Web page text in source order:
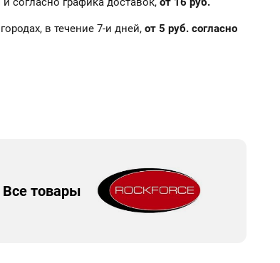
в течение 7-и дней, от 5 руб. согласно
Все товары